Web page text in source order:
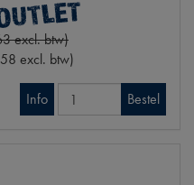
excl. btw)
excl. btw)
Info Bestel